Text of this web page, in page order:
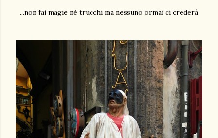
...non fai magie nè trucchi ma nessuno ormai ci crederà